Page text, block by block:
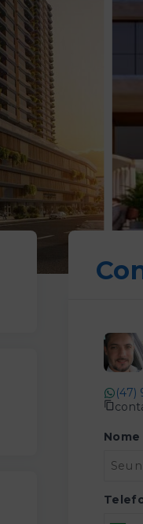
(47)
Nome